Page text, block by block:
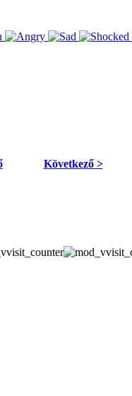
Következő >